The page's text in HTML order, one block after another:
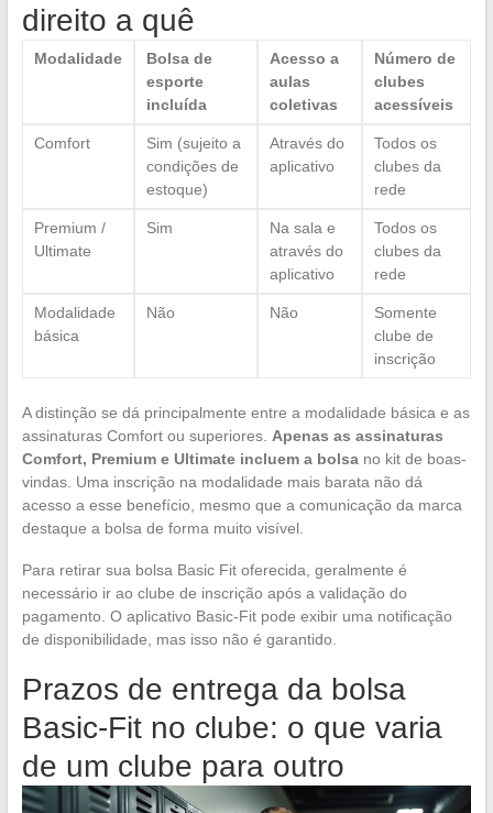
direito a quê
Modalidade
Bolsa de
esporte
incluída
Acesso a
aulas
coletivas
Número de
clubes
acessíveis
Comfort
Sim (sujeito a
condições de
estoque)
Através do
aplicativo
Todos os
clubes da
rede
Premium /
Ultimate
Sim
Na sala e
através do
aplicativo
Todos os
clubes da
rede
Modalidade
básica
Não Não
Somente
clube de
inscrição
A distinção se dá principalmente entre a modalidade básica e as
assinaturas Comfort ou superiores. Apenas as assinaturas
Comfort, Premium e Ultimate incluem a bolsano kit de boas-
vindas. Uma inscrição na modalidade mais barata não dá
acesso a esse benefício, mesmo que a comunicação da marca
destaque a bolsa de forma muito visível.
Para retirar sua bolsa Basic Fit oferecida, geralmente é
necessário ir ao clube de inscrição após a validação do
pagamento. O aplicativo Basic-Fit pode exibir uma notificação
de disponibilidade, mas isso não é garantido.
Prazos de entrega da bolsa
Basic-Fit no clube: o que varia
de um clube para outro